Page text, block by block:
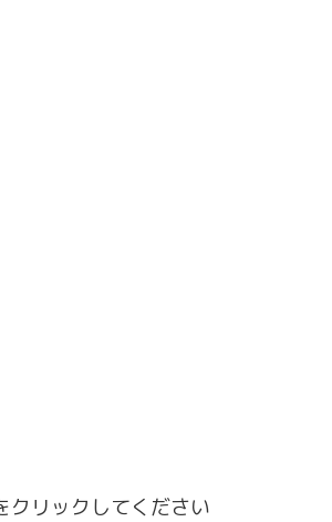
リックしてください